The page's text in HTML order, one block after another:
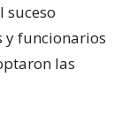
suceso
y funcionarios
las